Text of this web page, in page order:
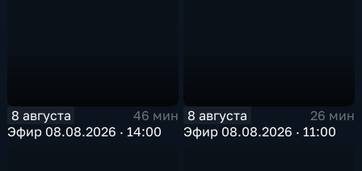
8 августа
46 мин
Эфир 08.08.2026 · 14:00
8 августа
26 мин
Эфир 08.08.2026 · 11:00